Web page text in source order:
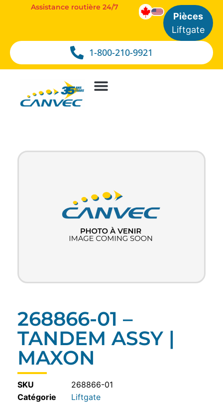
1-800-210-9921
Assistance routière 24/7
Pièces
Liftgate
268866-01 –
TANDEM ASSY |
MAXON
SKU
268866-01
Catégorie
Liftgate